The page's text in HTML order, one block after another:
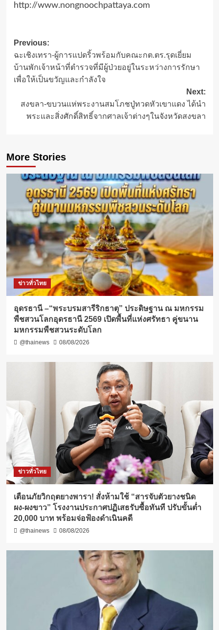
http://www.nongnoochpattaya.com
Post
navigation
Previous:
ฉะเชิงเทรา-ผู้การแปดริ้วพร้อมกับคณะกต.ตร.รุดเยี่ยม
บ้านพักเจ้าหน้าที่ตำรวจที่มีผู้ป่วยอยู่ในระหว่างการรักษา
เพื่อให้เป็นขวัญและกำลังใจ
Next:
สงขลา-ขบวนแห่พระงานสมโภชปู่ทวดหัวเขาแดง ได้นำ
พระและสิ่งศักดิ์สิทธิ์จากศาลเจ้าต่างๆในจังหวัดสงขลา
More Stories
ข่าวทั่วไทย
อุดรธานี –“พระบรมสารีริกธาตุ” ประดิษฐาน ณ มหกรรม
พืชสวนโลกอุดรธานี 2569 เปิดพื้นที่แห่งศรัทธา คู่ขนาน
มหกรรมพืชสวนระดับโลก
@thainews 08/08/2026
ข่าวทั่วไทย
เตือนภัยวิกฤตยางพารา! สั่งห้ามใช้ “สารจับตัวยางชนิด
ผง-ผงขาว” โรงงานประกาศปฏิเสธรับซื้อทันที ปรับขั้นต่ำ
20,000 บาท พร้อมจ่อฟ้องดำเนินคดี
@thainews 08/08/2026